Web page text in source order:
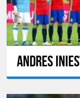
Andres